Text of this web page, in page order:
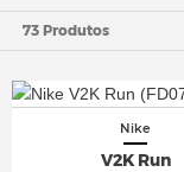
73 Produtos
Nike
V2K Run